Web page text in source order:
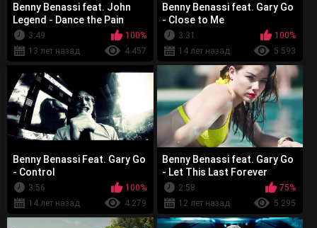
Benny Benassi feat. John
Legend - Dance the Pain
Away3:49
100%
13 лет назад
4 457
Benny Benassi feat. Gary Go
- Close to Me
3:31
100%
14 лет назад
5 593
Benny Benassi Feat. Gary Go
- Control
3:56
100%
14 лет назад
4 279
Benny Benassi feat. Gary Go
- Let This Last Forever
2:58
75%
12 лет назад
5 295